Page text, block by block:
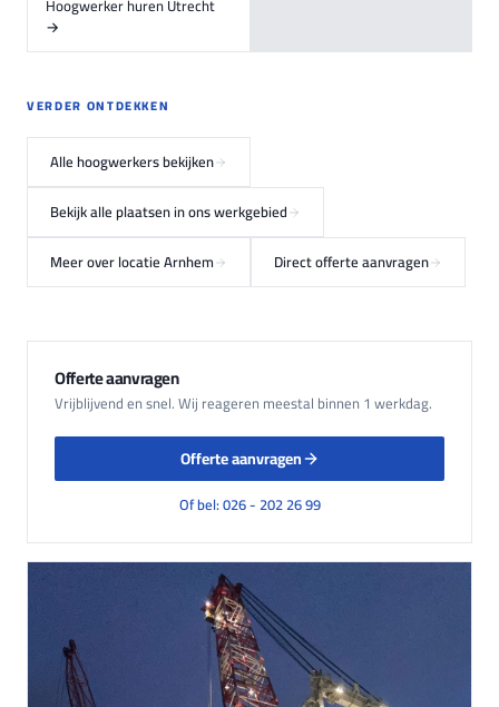
Hoogwerker huren Utrecht
→
VERDER ONTDEKKEN
Alle hoogwerkers bekijken
Bekijk alle plaatsen in ons werkgebied
Meer over locatie Arnhem
Direct offerte aanvragen
Offerte aanvragen
Vrijblijvend en snel. Wij reageren meestal binnen 1 werkdag.
Offerte aanvragen
Of bel: 026 - 202 26 99